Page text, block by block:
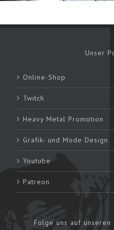
Unser
Online-Shop
Twitch
Heavy Metal Promotion
Grafik- und Mode Design
Youtube
Patreon
Folge uns auf unseren